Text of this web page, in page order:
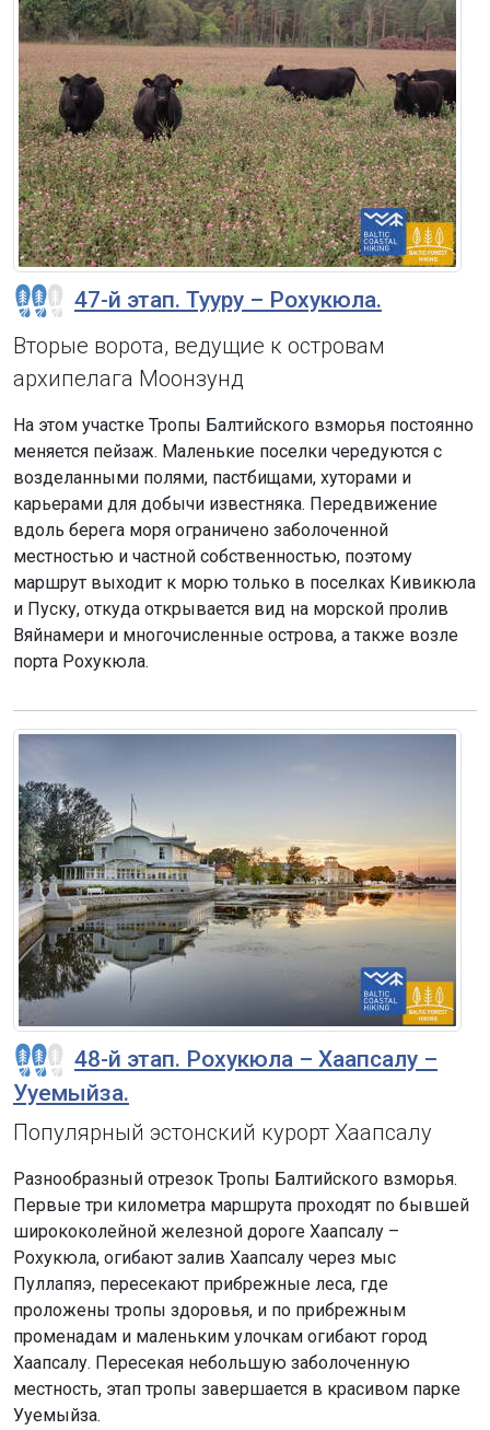
47-й этап. Тууру – Рохукюла.
Вторые ворота, ведущие к островам
архипелага Моонзунд
На этом участке Тропы Балтийского взморья постоянно
меняется пейзаж. Маленькие поселки чередуются с
возделанными полями, пастбищами, хуторами и
карьерами для добычи известняка. Передвижение
вдоль берега моря ограничено заболоченной
местностью и частной собственностью, поэтому
маршрут выходит к морю только в поселках Кивикюла
и Пуску, откуда открывается вид на морской пролив
Вяйнамери и многочисленные острова, а также возле
порта Рохукюла.
48-й этап. Рохукюла – Хаапсалу –
Ууемыйза.
Популярный эстонский курорт Хаапсалу
Разнообразный отрезок Тропы Балтийского взморья.
Первые три километра маршрута проходят по бывшей
ширококолейной железной дороге Хаапсалу –
Рохукюла, огибают залив Хаапсалу через мыс
Пуллапяэ, пересекают прибрежные леса, где
проложены тропы здоровья, и по прибрежным
променадам и маленьким улочкам огибают город
Хаапсалу. Пересекая небольшую заболоченную
местность, этап тропы завершается в красивом парке
Ууемыйза.